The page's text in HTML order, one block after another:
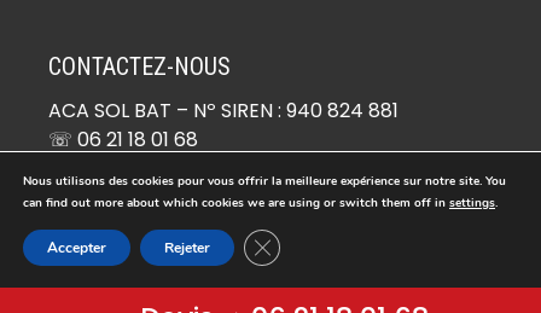
(78490)
Béton imprimé Bonnelles (78830)
Béton imprimé Bonnières-sur-Seine
(78270)
Béton imprimé Bouafle (78410)
Béton imprimé Bougival (78380)
Béton imprimé Bourdonné (78113)
CONTACTEZ-NOUS
ACA SOL BAT – Nº SIREN : 940 824 881
☏ 06 21 18 01 68
26 RUE DE COCAGNE 95670 MARLY-LA-VILLE
© Copyright 2026 -Béton Imprimé
Nous utilisons des cookies pour vous offrir la meilleure expérience sur notre site. You
can find out more about which cookies we are using or switch them off in settings.
Accepter Rejeter Fermer la bannière des cookies